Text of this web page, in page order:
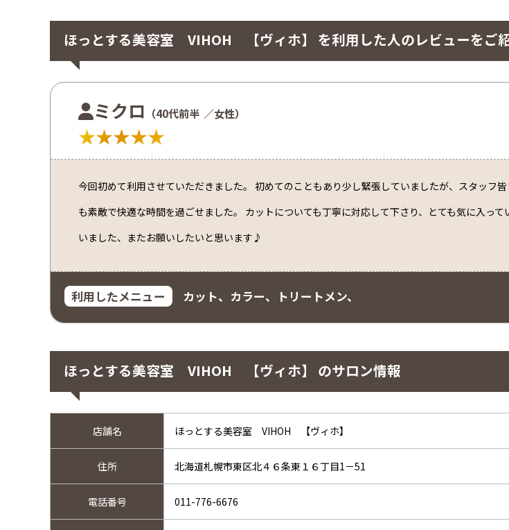
ほっとする美容室 VIHOH 【ヴィホ】 を利用した人のレビューをご
ミクロ （40代前半 ／女性）
★★★★★
今回初めて利用させていただきました。 初めてのこともあり少し緊張していましたが、スタッフ
も素敵で快適な時間を過ごせました。 カットについても丁寧に対応して下さり、とても気に入って
いました、またお願いしたいと思います♪
利用したメニュー カット、カラー、トリートメン、
ほっとする美容室 VIHOH 【ヴィホ】 のサロン情報
店舗名 ほっとする美容室 VIHOH 【ヴィホ】
住所 北海道札幌市東区北４６条東１６丁目1－51
電話番号 011-776-6676